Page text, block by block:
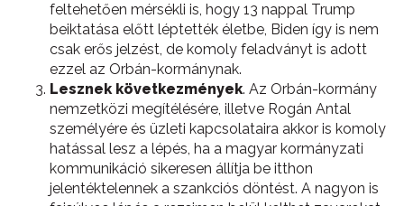
feltehetően mérsékli is, hogy 13 nappal Trump
beiktatása előtt léptették életbe, Biden így is nem
csak erős jelzést, de komoly feladványt is adott
ezzel az Orbán-kormánynak.
Lesznek következmények. Az Orbán-kormány
nemzetközi megítélésére, illetve Rogán Antal
személyére és üzleti kapcsolataira akkor is komoly
hatással lesz a lépés, ha a magyar kormányzati
kommunikáció sikeresen állítja be itthon
jelentéktelennek a szankciós döntést. A nagyon is